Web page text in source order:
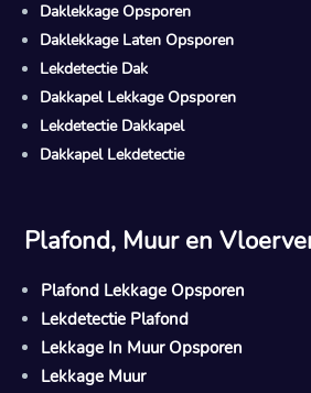
Daklekkage Opsporen
Daklekkage Laten Opsporen
Lekdetectie Dak
Dakkapel Lekkage Opsporen
Lekdetectie Dakkapel
Dakkapel Lekdetectie
Plafond, Muur en
Plafond Lekkage Opsporen
Lekdetectie Plafond
Lekkage In Muur Opsporen
Lekkage Muur